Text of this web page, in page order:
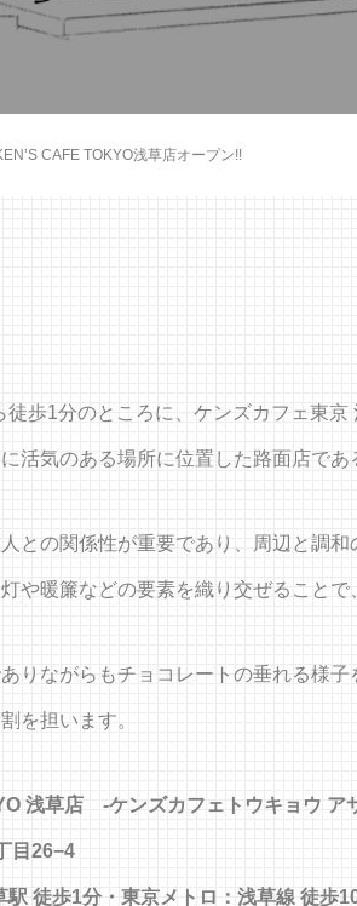
CAFE TOKYO浅草店オープン!!
歩1分のところに、ケンズカフェ東京
活気のある場所に位置した路面店であ
との関係性が重要であり、周辺と調和
や暖簾などの要素を織り交ぜることで
りながらもチョコレートの垂れる様子
を担います。
浅草店 -ケンズカフェトウキョウ ア
目26−4
徒歩1分・東京メトロ：浅草線 徒歩